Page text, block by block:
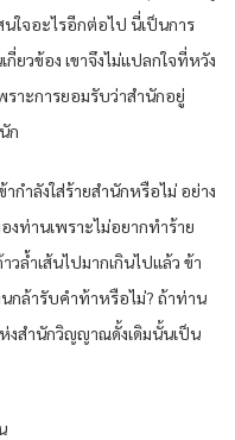
นใจอะไรอีกต่อไป นี่เป็นการ
ยวข้อง เขาจึงไม่แปลกใจที่หวัง
ราะการยอมรับว่าสำนักอยู่
ก
กำลังใส่ร้ายสำนักหรือไม่ อย่าง
ท่านเพราะไม่อยากทำร้าย
ล้ำเส้นไปมากเกินไปแล้ว ข้า
กล้ารับคำท้าหรือไม่? ถ้าท่าน
งสำนักวิญญาณดั้งเดิมนั้นเป็น